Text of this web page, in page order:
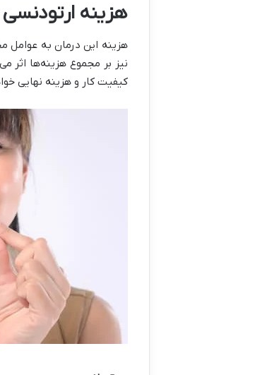
هزینه
هزینه این درمان به عوامل
نیز بر مجموع هزینه‌ها اثر
کیفیت کار و هزینه نهایی